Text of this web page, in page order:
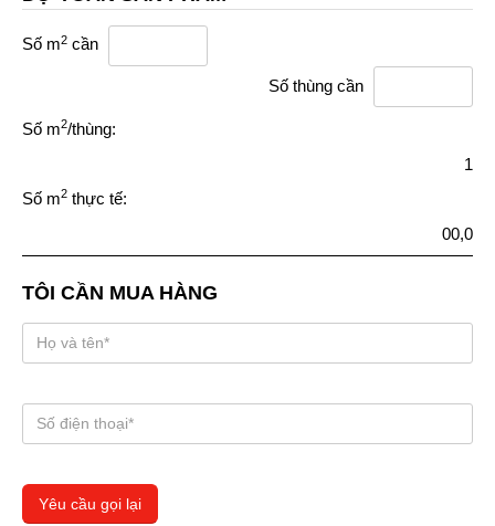
Số m2 cần
Số thùng cần
Số m2/thùng:
1
Số m2 thực tế:
00,0
TÔI CẦN MUA HÀNG